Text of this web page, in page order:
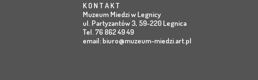
K O N T A K T
Muzeum Miedzi w Legnicy
ul. Partyzantów 3, 59-220 Legnica
Tel. 76 862 49 49
email: biuro@muzeum-miedzi.art.pl